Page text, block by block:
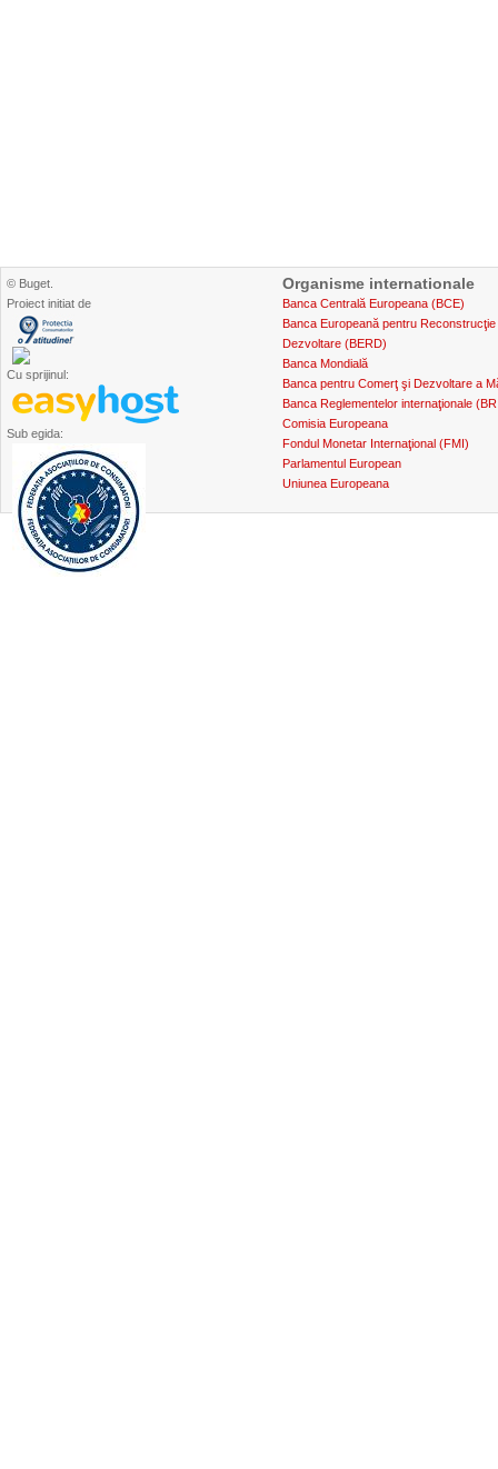
© Buget.
Proiect initiat de
Cu sprijinul:
Sub egida:
Organisme internationale
Banca Centrală Europeana (BCE)
Banca Europeană pentru Reconstrucţie
Dezvoltare (BERD)
Banca Mondială
Banca pentru Comerţ şi Dezvoltare a
Banca Reglementelor internaţionale
Comisia Europeana
Fondul Monetar Internaţional (FMI)
Parlamentul European
Uniunea Europeana